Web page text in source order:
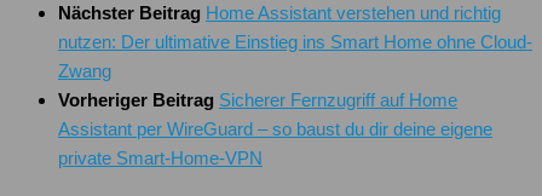
Nächster Beitrag Home Assistant verstehen und richtig
nutzen: Der ultimative Einstieg ins Smart Home ohne Cloud-
Zwang
Vorheriger Beitrag Sicherer Fernzugriff auf Home
Assistant per WireGuard – so baust du dir deine eigene
private Smart-Home-VPN